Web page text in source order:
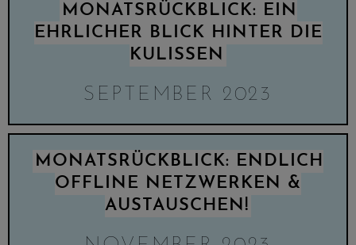
MONATSRÜCKBLICK: EIN
EHRLICHER BLICK HINTER DIE
KULISSEN
SEPTEMBER 2023
MONATSRÜCKBLICK: ENDLICH
OFFLINE NETZWERKEN &
AUSTAUSCHEN!